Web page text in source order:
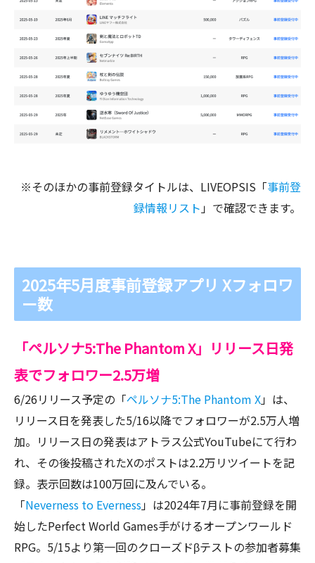
※そのほかの事前登録タイトルは、LIVEOPSIS「事前登
録情報リスト」で確認できます。
2025年5月度事前登録アプリ Xフォロワ
ー数
「ペルソナ5:The Phantom X」リリース日発
表でフォロワー2.5万増
6/26リリース予定の「ペルソナ5:The Phantom X」は、
リリース日を発表した5/16以降でフォロワーが2.5万人増
加。リリース日の発表はアトラス公式YouTubeにて行わ
れ、その後投稿されたXのポストは2.2万リツイートを記
録。表示回数は100万回に及んでいる。
「Neverness to Everness」は2024年7月に事前登録を開
始したPerfect World Games手がけるオープンワールド
RPG。5/15より第一回のクローズドβテストの参加者募集